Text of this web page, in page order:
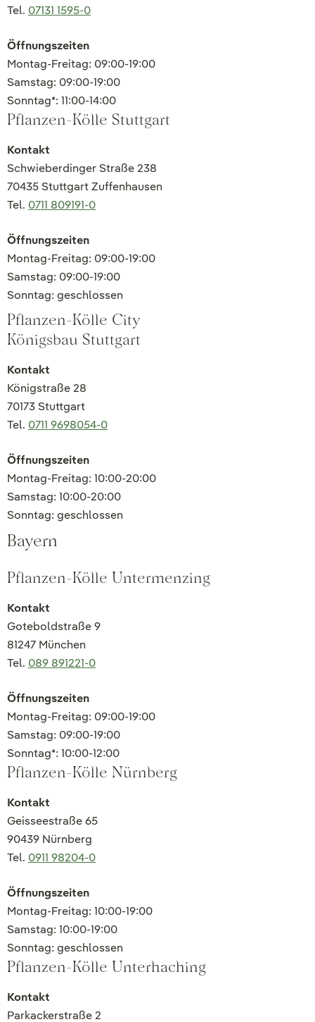
Tel. 07131 1595-0
Öffnungszeiten
Montag-Freitag: 09:00-19:00
Samstag: 09:00-19:00
Sonntag*: 11:00-14:00
Pflanzen-Kölle Stuttgart
Kontakt
Schwieberdinger Straße 238
70435 Stuttgart Zuffenhausen
Tel. 0711 809191-0
Öffnungszeiten
Montag-Freitag: 09:00-19:00
Samstag: 09:00-19:00
Sonntag: geschlossen
Pflanzen-Kölle City
Königsbau Stuttgart
Kontakt
Königstraße 28
70173 Stuttgart
Tel. 0711 9698054-0
Öffnungszeiten
Montag-Freitag: 10:00-20:00
Samstag: 10:00-20:00
Sonntag: geschlossen
Bayern
Pflanzen-Kölle Untermenzing
Kontakt
Goteboldstraße 9
81247 München
Tel. 089 891221-0
Öffnungszeiten
Montag-Freitag: 09:00-19:00
Samstag: 09:00-19:00
Sonntag*: 10:00-12:00
Pflanzen-Kölle Nürnberg
Kontakt
Geisseestraße 65
90439 Nürnberg
Tel. 0911 98204-0
Öffnungszeiten
Montag-Freitag: 10:00-19:00
Samstag: 10:00-19:00
Sonntag: geschlossen
Pflanzen-Kölle Unterhaching
Kontakt
Parkackerstraße 2